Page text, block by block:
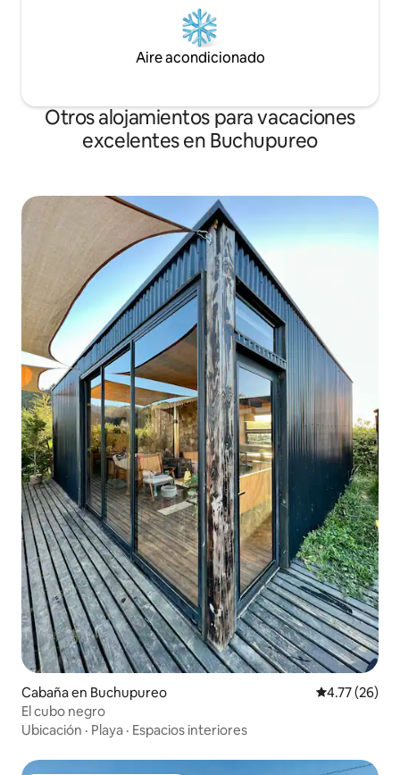
Aire acondicionado
Otros alojamientos para vacaciones
excelentes en Buchupureo
Cabaña en Buchupureo Calificación
4.77 (26)
El cubo negro
Ubicación · Playa · Espacios interiores